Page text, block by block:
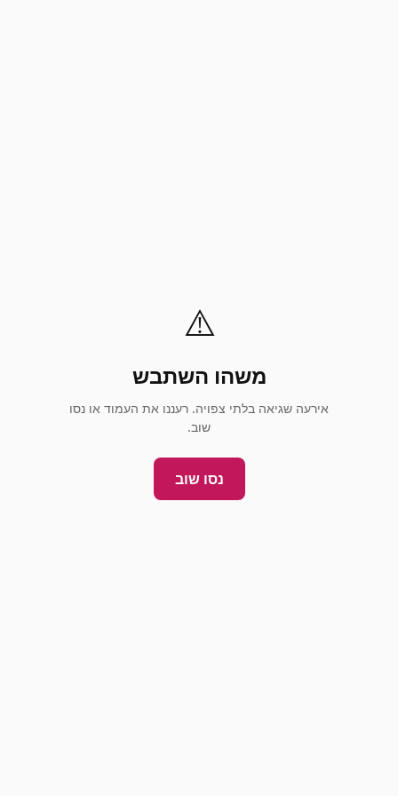
⚠️
משהו השתבש
אירעה שגיאה בלתי צפויה. רעננו את העמוד או נסו
שוב.
נסו שוב